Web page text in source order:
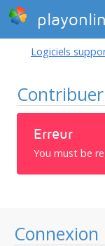
Connexion
Logiciels
Contribuer
Erreur
You must be